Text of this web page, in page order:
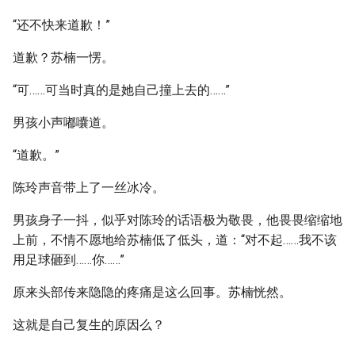
“还不快来道歉！”
道歉？苏楠一愣。
“可……可当时真的是她自己撞上去的……”
男孩小声嘟囔道。
“道歉。”
陈玲声音带上了一丝冰冷。
男孩身子一抖，似乎对陈玲的话语极为敬畏，他畏畏缩缩地
上前，不情不愿地给苏楠低了低头，道：“对不起……我不该
用足球砸到……你……”
原来头部传来隐隐的疼痛是这么回事。苏楠恍然。
这就是自己复生的原因么？